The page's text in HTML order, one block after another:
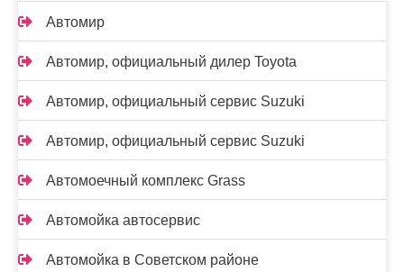
Автомир
Автомир, официальный дилер Toyota
Автомир, официальный сервис Suzuki
Автомир, официальный сервис Suzuki
Автомоечный комплекс Grass
Автомойка автосервис
Автомойка в Советском районе